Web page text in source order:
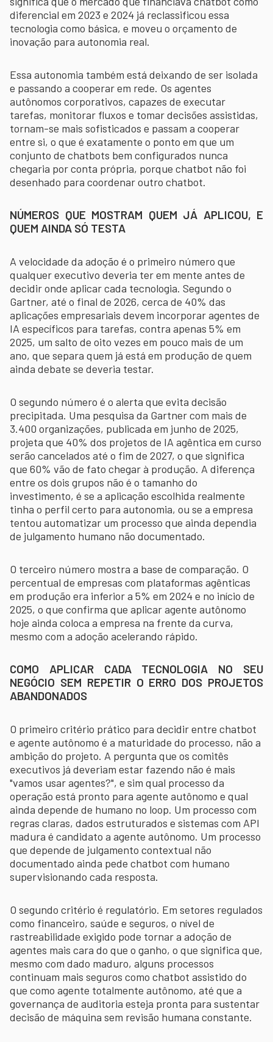
diferencial em 2023 e 2024 já reclassificou essa
tecnologia como básica, e moveu o orçamento de
inovação para autonomia real.
Essa autonomia também está deixando de ser isolada
e passando a cooperar em rede. Os agentes
autônomos corporativos, capazes de executar
tarefas, monitorar fluxos e tomar decisões assistidas,
tornam-se mais sofisticados e passam a cooperar
entre si, o que é exatamente o ponto em que um
conjunto de chatbots bem configurados nunca
chegaria por conta própria, porque chatbot não foi
desenhado para coordenar outro chatbot.
NÚMEROS QUE MOSTRAM QUEM JÁ APLICOU, E
QUEM AINDA SÓ TESTA
A velocidade da adoção é o primeiro número que
qualquer executivo deveria ter em mente antes de
decidir onde aplicar cada tecnologia. Segundo o
Gartner, até o final de 2026, cerca de 40% das
aplicações empresariais devem incorporar agentes de
IA específicos para tarefas, contra apenas 5% em
2025, um salto de oito vezes em pouco mais de um
ano, que separa quem já está em produção de quem
ainda debate se deveria testar.
O segundo número é o alerta que evita decisão
precipitada. Uma pesquisa da Gartner com mais de
3.400 organizações, publicada em junho de 2025,
projeta que 40% dos projetos de IA agêntica em curso
serão cancelados até o fim de 2027, o que significa
que 60% vão de fato chegar à produção. A diferença
entre os dois grupos não é o tamanho do
investimento, é se a aplicação escolhida realmente
tinha o perfil certo para autonomia, ou se a empresa
tentou automatizar um processo que ainda dependia
de julgamento humano não documentado.
O terceiro número mostra a base de comparação. O
percentual de empresas com plataformas agênticas
em produção era inferior a 5% em 2024 e no início de
2025, o que confirma que aplicar agente autônomo
hoje ainda coloca a empresa na frente da curva,
mesmo com a adoção acelerando rápido.
COMO APLICAR CADA TECNOLOGIA NO SEU
NEGÓCIO SEM REPETIR O ERRO DOS PROJETOS
ABANDONADOS
O primeiro critério prático para decidir entre chatbot
e agente autônomo é a maturidade do processo, não a
ambição do projeto. A pergunta que os comitês
executivos já deveriam estar fazendo não é mais
"vamos usar agentes?", e sim qual processo da
operação está pronto para agente autônomo e qual
ainda depende de humano no loop. Um processo com
regras claras, dados estruturados e sistemas com API
madura é candidato a agente autônomo. Um processo
que depende de julgamento contextual não
documentado ainda pede chatbot com humano
supervisionando cada resposta.
O segundo critério é regulatório. Em setores regulados
como financeiro, saúde e seguros, o nível de
rastreabilidade exigido pode tornar a adoção de
agentes mais cara do que o ganho, o que significa que,
mesmo com dado maduro, alguns processos
continuam mais seguros como chatbot assistido do
que como agente totalmente autônomo, até que a
governança de auditoria esteja pronta para sustentar
decisão de máquina sem revisão humana constante.